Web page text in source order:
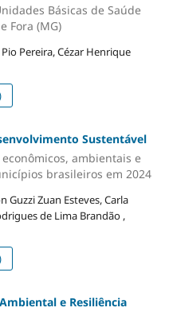
Básicas de Saúde
Fora (MG)
Pereira, Cézar Henrique
Sustentável
ambientais e
brasileiros em 2024
Guzzi Zuan Esteves, Carla
de Lima Brandão ,
e Resiliência